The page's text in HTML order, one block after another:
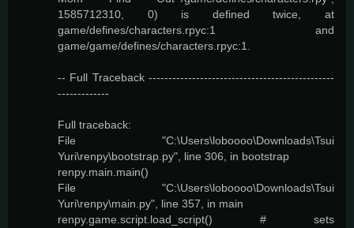
1585712310, 0) is defined twice, at
game/defines/characters.rpyc:1 and
game/game/defines/characters.rpyc:1.
-- Full Traceback -----------------------------------------------
-------------
Full traceback:
File "C:\Users\loboooo\Downloads\Tsui
Yuri\renpy\bootstrap.py", line 306, in bootstrap
renpy.main.main()
File "C:\Users\loboooo\Downloads\Tsui
Yuri\renpy\main.py", line 357, in main
renpy.game.script.load_script() # sets